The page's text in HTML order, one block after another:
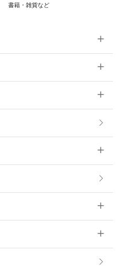
書籍・雑貨など
プ
ト